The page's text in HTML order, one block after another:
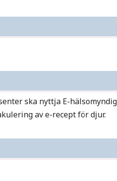
ska nyttja E-
av e-recept för djur.